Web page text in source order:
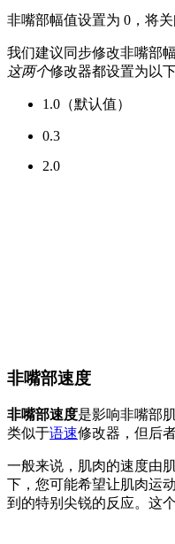
非嘴部幅值设置为 0，将关
我们建议同步修改非嘴部
这两个修改器都设置为以下
1.0（默认值）
0.3
2.0
非嘴部速度
非嘴部速度是影响非嘴部
类似于语速修改器，但后
一般来说，肌肉的速度由
下，您可能希望让肌肉运
到的特别尖锐的反应。这